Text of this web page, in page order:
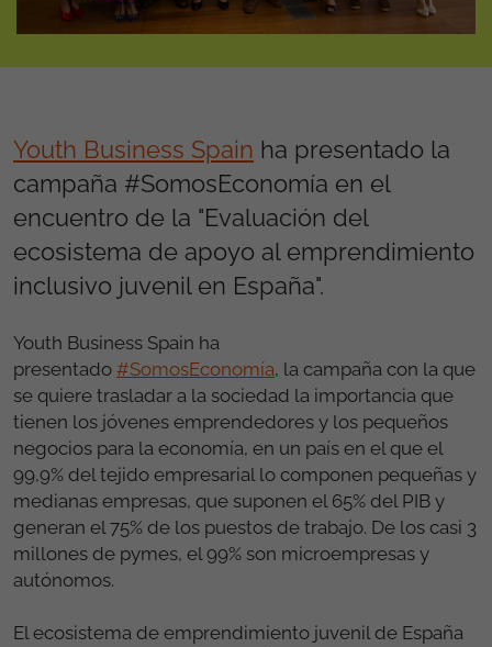
Youth Business Spain ha presentado la
campaña #SomosEconomía en el
encuentro de la "Evaluación del
ecosistema de apoyo al emprendimiento
inclusivo juvenil en España".
Youth Business Spain ha
presentado #SomosEconomía, la campaña con la que
se quiere trasladar a la sociedad la importancia que
tienen los jóvenes emprendedores y los pequeños
negocios para la economía, en un país en el que el
99,9% del tejido empresarial lo componen pequeñas y
medianas empresas, que suponen el 65% del PIB y
generan el 75% de los puestos de trabajo. De los casi 3
millones de pymes, el 99% son microempresas y
autónomos.
El ecosistema de emprendimiento juvenil de España